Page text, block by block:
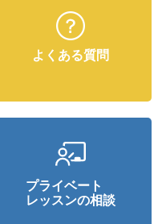
よくある質問
プライベート
レッスンの相談